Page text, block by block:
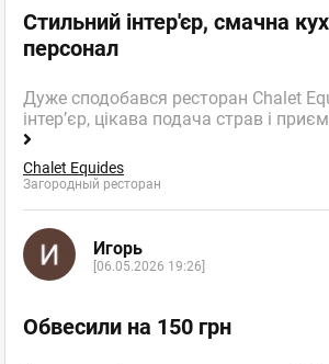
Стильний інтер'єр, смачна
персонал
Дуже сподобався ресторан Chalet
інтер’єр, цікава подача страв і
Chalet Equides
Загородный ресторан
Игорь
[06.05.2026 19:26]
Обвесили на 150 грн